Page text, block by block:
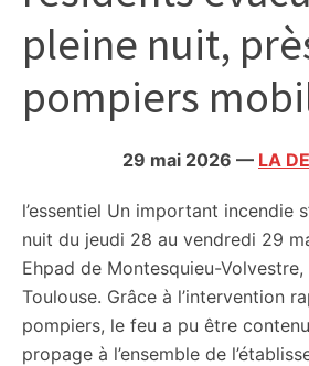
initiatives
citoyennes
pleine nuit,
pompiers
29 mai 2026 — LA
l’essentiel Un important incendie
nuit du jeudi 28 au vendredi 29
Ehpad de Montesquieu-
Toulouse. Grâce à l’intervention
pompiers, le feu a pu être
propage à l’ensemble de